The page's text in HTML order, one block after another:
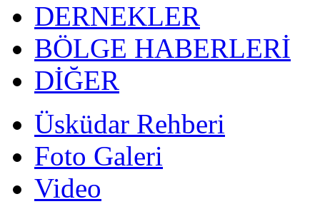
DERNEKLER
BÖLGE HABERLERİ
DİĞER
Üsküdar Rehberi
Foto Galeri
Video